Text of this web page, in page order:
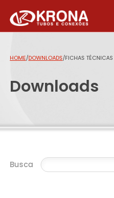
HOME/DOWNLOADS/FICHAS
Downloads
Busca